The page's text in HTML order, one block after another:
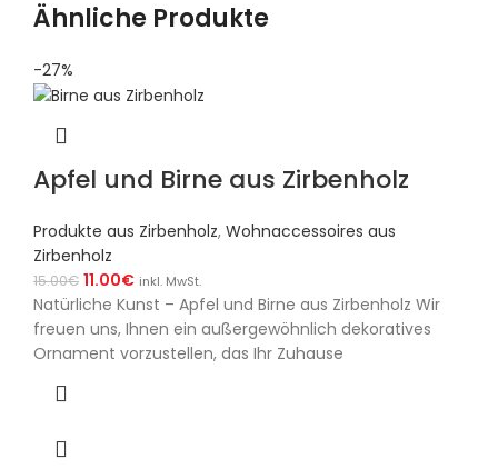
Ähnliche Produkte
-27%
Apfel und Birne aus Zirbenholz
Produkte aus Zirbenholz, Wohnaccessoires aus
Zirbenholz
15.00€ 11.00€ inkl. MwSt.
Natürliche Kunst – Apfel und Birne aus Zirbenholz Wir
freuen uns, Ihnen ein außergewöhnlich dekoratives
Ornament vorzustellen, das Ihr Zuhause